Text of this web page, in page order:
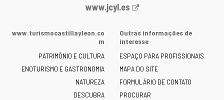
Portal
Junta
Castilla
y
León
-
www.jcyl.es
www.turismocastillayleon.co
m
PATRIMÓNIO E CULTURA
ENOTURISMO E GASTRONOMIA
NATUREZA
DESCUBRA
Outras informações de
interesse
ESPAÇO PARA PROFISSIONAIS
MAPA DO SITE
FORMULÁRIO DE CONTATO
PROCURAR